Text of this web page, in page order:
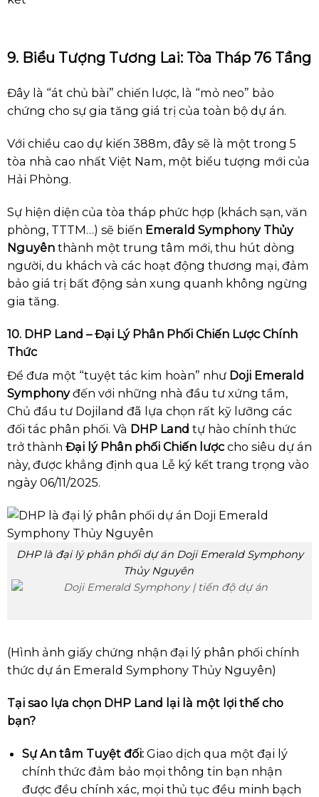
9. Biểu Tượng Tương Lai: Tòa Tháp 76 Tầng
Đây là “át chủ bài” chiến lược, là “mỏ neo” bảo
chứng cho sự gia tăng giá trị của toàn bộ dự án.
Với chiều cao dự kiến 388m, đây sẽ là một trong 5
tòa nhà cao nhất Việt Nam, một biểu tượng mới của
Hải Phòng.
Sự hiện diện của tòa tháp phức hợp (khách sạn, văn
phòng, TTTM…) sẽ biến Emerald Symphony Thủy
Nguyênthành một trung tâm mới, thu hút dòng
người, du khách và các hoạt động thương mại, đảm
bảo giá trị bất động sản xung quanh không ngừng
gia tăng.
10. DHP Land – Đại Lý Phân Phối Chiến Lược Chính
Thức
Để đưa một “tuyệt tác kim hoàn” như Doji Emerald
Symphonyđến với những nhà đầu tư xứng tầm,
Chủ đầu tư Dojiland đã lựa chọn rất kỹ lưỡng các
đối tác phân phối. Và DHP Land tự hào chính thức
trở thành Đại lý Phân phối Chiến lượccho siêu dự án
này, được khẳng định qua Lễ ký kết trang trọng vào
ngày 06/11/2025.
DHP là đại lý phân phối dự án Doji Emerald Symphony
Thủy Nguyên
(Hình ảnh giấy chứng nhận đại lý phân phối chính
thức dự án Emerald Symphony Thủy Nguyên)
Tại sao lựa chọn DHP Land lại là một lợi thế cho
bạn?
Sự An tâm Tuyệt đối:Giao dịch qua một đại lý
chính thức đảm bảo mọi thông tin bạn nhận
được đều chính xác, mọi thủ tục đều minh bạch